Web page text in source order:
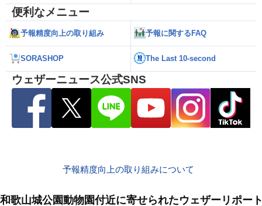
便利なメニュー
予報精度向上の取り組み 予報に関するFAQ
SORASHOP The Last 10-second
ウェザーニュース公式SNS
予報精度向上の取り組みについて
和歌山城公園動物園付近に寄せられたウェザーリポー